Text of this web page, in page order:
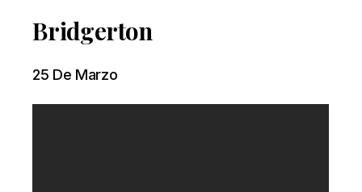
Bridgerton
25 De Marzo